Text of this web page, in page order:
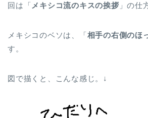
回は「 メキシコ流のキスの挨拶 」の仕
メキシコのベソは、「相手の右側のほ
す。
図で描くと、こんな感じ。↓